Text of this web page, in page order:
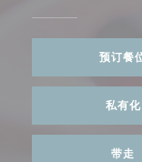
预订餐
私有化
带走